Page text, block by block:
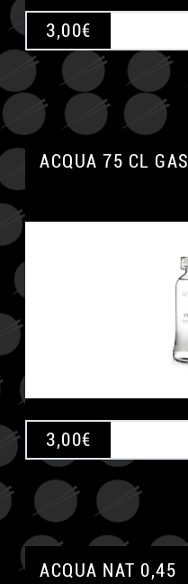
3,00€
ACQUA 75 CL GAS
3,00€
ACQUA NAT 0,45